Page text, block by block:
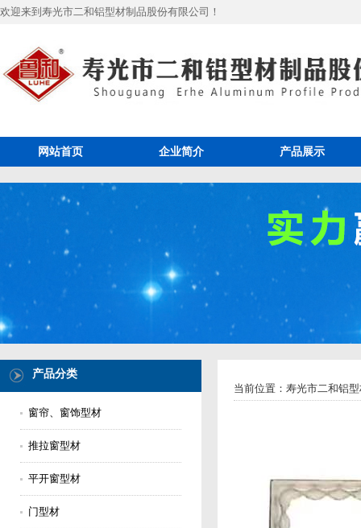
欢迎来到寿光市二和铝型材制品股份有限公司！
网站首页 企业简介 产品展示
产品分类
窗帘、窗饰型材
推拉窗型材
平开窗型材
门型材
当前位置： 寿光市二和铝